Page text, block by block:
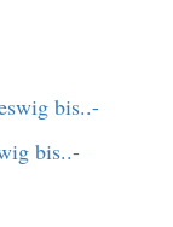
bis..-